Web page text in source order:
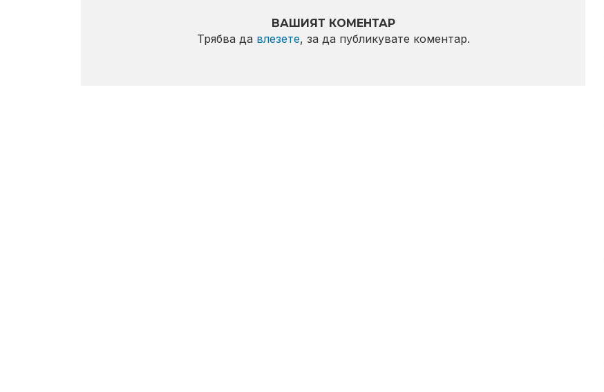
ВАШИЯТ КОМЕНТАР
Трябва да влезете, за да публикувате коментар.